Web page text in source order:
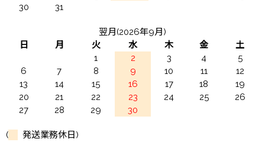
30
31
翌月(2026年9月)
日
月 火 水 木 金
土
1
2 3 4
5
6
7 8 9 10 11
12
13
14 15 16 17 18
19
20
21 22 23 24 25
26
27
28 29 30
( 発送業務休日)